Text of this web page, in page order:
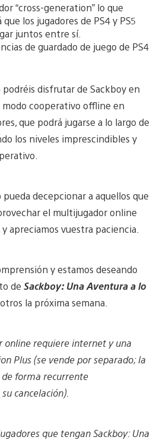
“cross-generation” lo que
los jugadores de PS4 y PS5
juntos entre sí.
de guardado de juego de PS4
disfrutar de Sackboy en
cooperativo offline en
que podrá jugarse a lo largo de
los niveles imprescindibles y
decepcionar a aquellos que
el multijugador online
apreciamos vuestra paciencia.
y estamos deseando
de Sackboy: Una Aventura a lo
la próxima semana.
online requiere internet y una
Plus (se vende por separado; la
de forma recurrente
cancelación).
que tengan Sackboy: Una